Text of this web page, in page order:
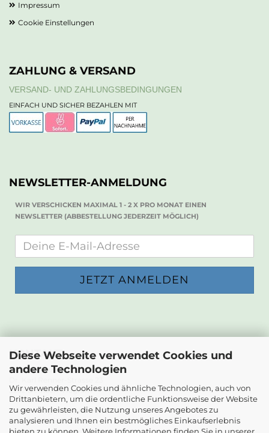
Diese Webseite verwendet Cookies und
andere Technologien
Wir verwenden Cookies und ähnliche Technologien, auch von
Drittanbietern, um die ordentliche Funktionsweise der Website
zu gewährleisten, die Nutzung unseres Angebotes zu
analysieren und Ihnen ein bestmögliches Einkaufserlebnis
bieten zu können. Weitere Informationen finden Sie in unserer
Impressum
Cookie Einstellungen
ZAHLUNG & VERSAND
VERSAND- UND ZAHLUNGSBEDINGUNGEN
EINFACH UND SICHER BEZAHLEN MIT
NEWSLETTER-ANMELDUNG
WIR VERSCHICKEN MAXIMAL 1 - 2 X PRO MONAT EINEN
NEWSLETTER (ABBESTELLUNG JEDERZEIT MÖGLICH)
KONTAKT
Die Papierwerkstatt
2232 Deutsch-Wagram
Email: info@diepapierwerkstatt.at
Tel. +43 664 5261978